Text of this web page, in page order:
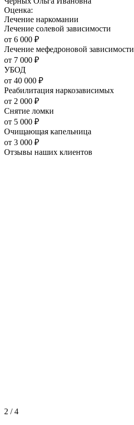
Оценка:
Лечение наркомании
Лечение солевой зависимости
от 6 000 ₽
Лечение мефедроновой зависимости
от 7 000 ₽
УБОД
от 40 000 ₽
Реабилитация наркозависимых
от 2 000 ₽
Снятие ломки
от 5 000 ₽
Очищающая капельница
от 3 000 ₽
Отзывы наших клиентов
2 /4